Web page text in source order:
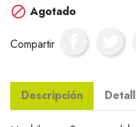
 Agotado
Compartir
Descripción